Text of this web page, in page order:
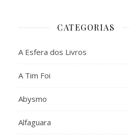
CATEGORIAS
A Esfera dos Livros
A Tim Foi
Abysmo
Alfaguara